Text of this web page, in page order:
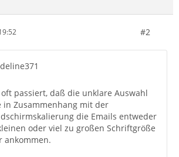
#2
passiert, daß die unklare Auswahl
in Zusammenhang mit der
die Emails entweder
oder viel zu großen Schriftgröße
ankommen.